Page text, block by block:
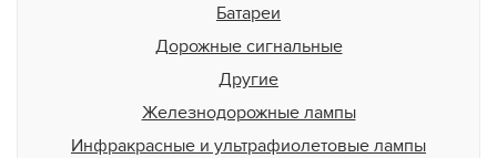
Батареи
Дорожные сигнальные
Другие
Железнодорожные лампы
Инфракрасные и ультрафиолетовые лампы